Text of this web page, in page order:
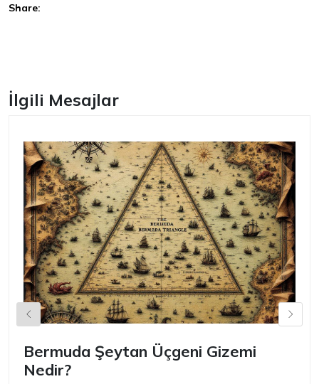
Share:
İlgili Mesajlar
Bermuda Şeytan Üçgeni Gizemi
Nedir?